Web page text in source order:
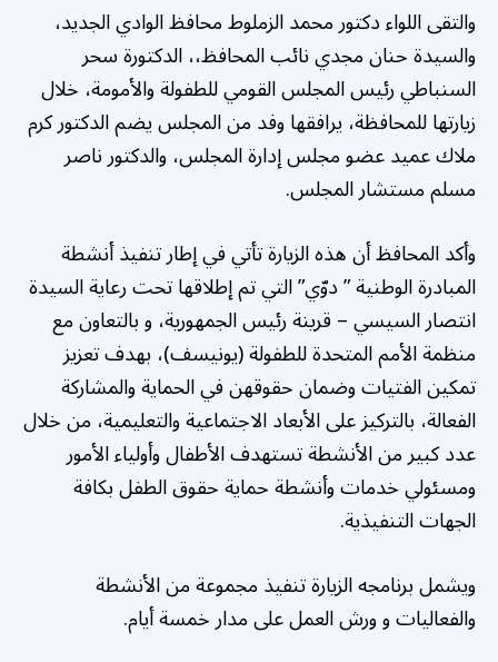
والتقى اللواء دكتور محمد الزملوط محافظ الوادي الجديد،
والسيدة حنان مجدي نائب المحافظ،، الدكتورة سحر
السنباطي رئيس المجلس القومي للطفولة والأمومة، خلال
زيارتها للمحافظة، يرافقها وفد من المجلس يضم الدكتور كرم
ملاك عميد عضو مجلس إدارة المجلس، والدكتور ناصر
مسلم مستشار المجلس.
وأكد المحافظ أن هذه الزيارة تأتي في إطار تنفيذ أنشطة
المبادرة الوطنية ” دوّي” التي تم إطلاقها تحت رعاية السيدة
انتصار السيسي – قرينة رئيس الجمهورية، و بالتعاون مع
منظمة الأمم المتحدة للطفولة (يونيسف)، بهدف تعزيز
تمكين الفتيات وضمان حقوقهن في الحماية والمشاركة
الفعالة، بالتركيز على الأبعاد الاجتماعية والتعليمية، من خلال
عدد كبير من الأنشطة تستهدف الأطفال وأولياء الأمور
ومسئولي خدمات وأنشطة حماية حقوق الطفل بكافة
الجهات التنفيذية.
ويشمل برنامجه الزيارة تنفيذ مجموعة من الأنشطة
والفعاليات و ورش العمل على مدار خمسة أيام.